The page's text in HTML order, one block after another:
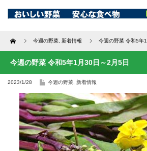
Home 今週の野菜 新着情報 今週の野菜 令和5年
今週の野菜 令和5年1月30日～2月5日
2023/1/28 今週の野菜 新着情報